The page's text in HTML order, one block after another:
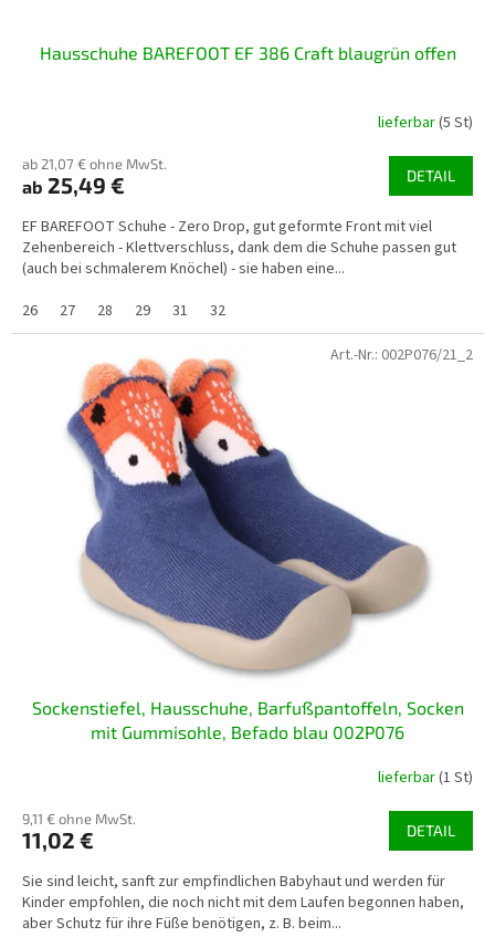
Hausschuhe BAREFOOT EF 386 Craft blaugrün offen
lieferbar(5 St)
ab 21,07 € ohne MwSt.
ab 25,49 € DETAIL
EF BAREFOOT Schuhe - Zero Drop, gut geformte Front mit viel
Zehenbereich - Klettverschluss, dank dem die Schuhe passen gut
(auch bei schmalerem Knöchel) - sie haben eine...
26
27 28 29 31 32
Sockenstiefel, Hausschuhe, Barfußpantoffeln, Socken
mit Gummisohle, Befado blau 002P076
lieferbar(1 St)
9,11 € ohne MwSt.
11,02 € DETAIL
Sie sind leicht, sanft zur empfindlichen Babyhaut und werden für
Kinder empfohlen, die noch nicht mit dem Laufen begonnen haben,
aber Schutz für ihre Füße benötigen, z. B. beim...
Art.-Nr.: 002P076/21_2